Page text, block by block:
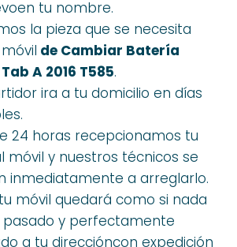
tu nombre.
la pieza que se necesita
de Cambiar Batería
A 2016 T585.
ira a tu domicilio en días
24 horas recepcionamos tu
móvil y nuestros técnicos se
inmediatamente a arreglarlo.
móvil quedará como si nada
pasado y perfectamente
a tu direccióncon expedición